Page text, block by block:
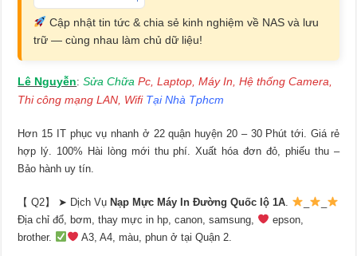
Cập nhật tin tức & chia sẻ kinh nghiệm về NAS và lưu
trữ — cùng nhau làm chủ dữ liệu!
Lê Nguyễn:Sửa Chữa Pc, Laptop, Máy In, Hệ thống Camera,
Thi công mạng LAN, Wifi Tại Nhà Tphcm
Hơn 15 IT phục vụ nhanh ở 22 quận huyện 20 – 30 Phút tới. Giá rẻ
hợp lý. 100% Hài lòng mới thu phí. Xuất hóa đơn đỏ, phiếu thu –
Bảo hành uy tín.
【 Q2】 ➤ Dịch VụNạp Mực Máy In Đường Quốc lộ 1A
Địa chỉ đổ, bơm, thay mực in hp, canon, samsung,
epson,
brother.
A3, A4, màu, phun ở tại Quận 2.